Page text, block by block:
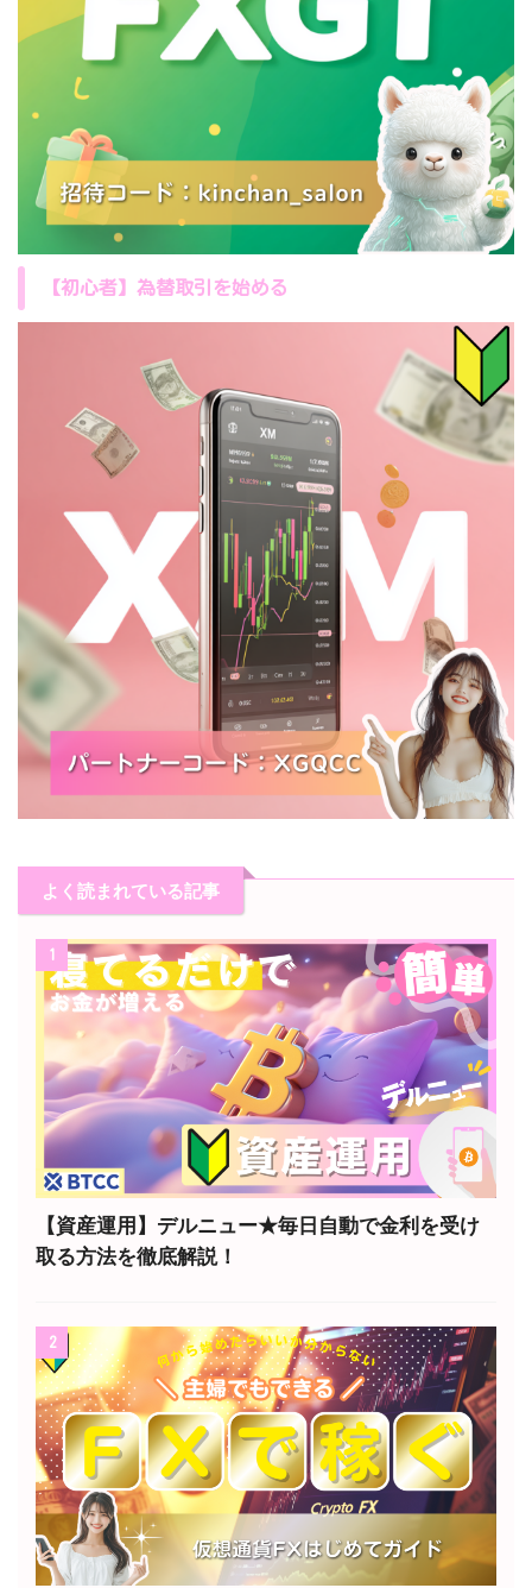
【初心者】為替取引を始める
よく読まれている記事
1
【資産運用】デルニュー★毎日自動で金利を受け
取る方法を徹底解説！
2